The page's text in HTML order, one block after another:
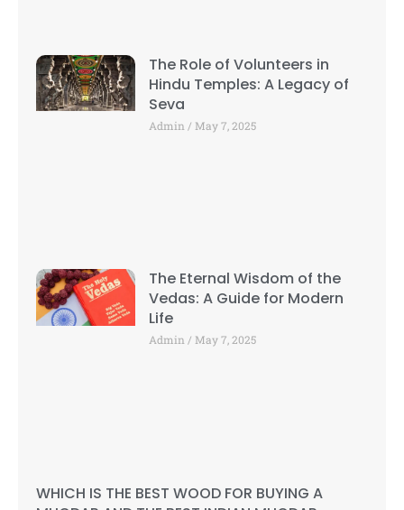
The Role of Volunteers in
Hindu Temples: A Legacy of
Seva
Admin May 7, 2025
The Eternal Wisdom of the
Vedas: A Guide for Modern
Life
Admin May 7, 2025
WHICH IS THE BEST WOOD FOR BUYING A